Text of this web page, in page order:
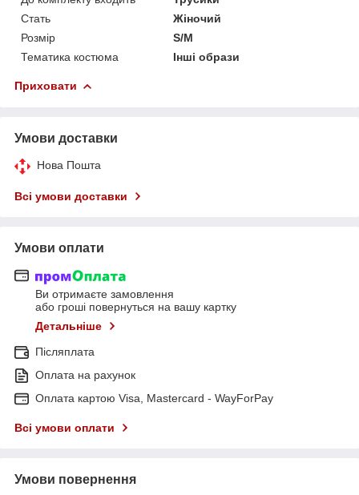
Стать
Жіночий
Розмір
S/M
Тематика костюма
Інші образи
Приховати
Умови доставки
Нова Пошта
Всі умови доставки
Умови оплати
Ви отримаєте замовлення
або гроші повернуться на вашу картку
Детальніше
Післяплата
Оплата на рахунок
Оплата картою Visa, Mastercard - WayForPay
Всі умови оплати
Умови повернення